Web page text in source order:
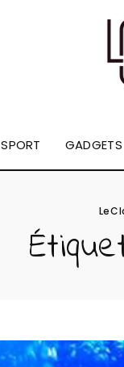
SPORT GADGETS